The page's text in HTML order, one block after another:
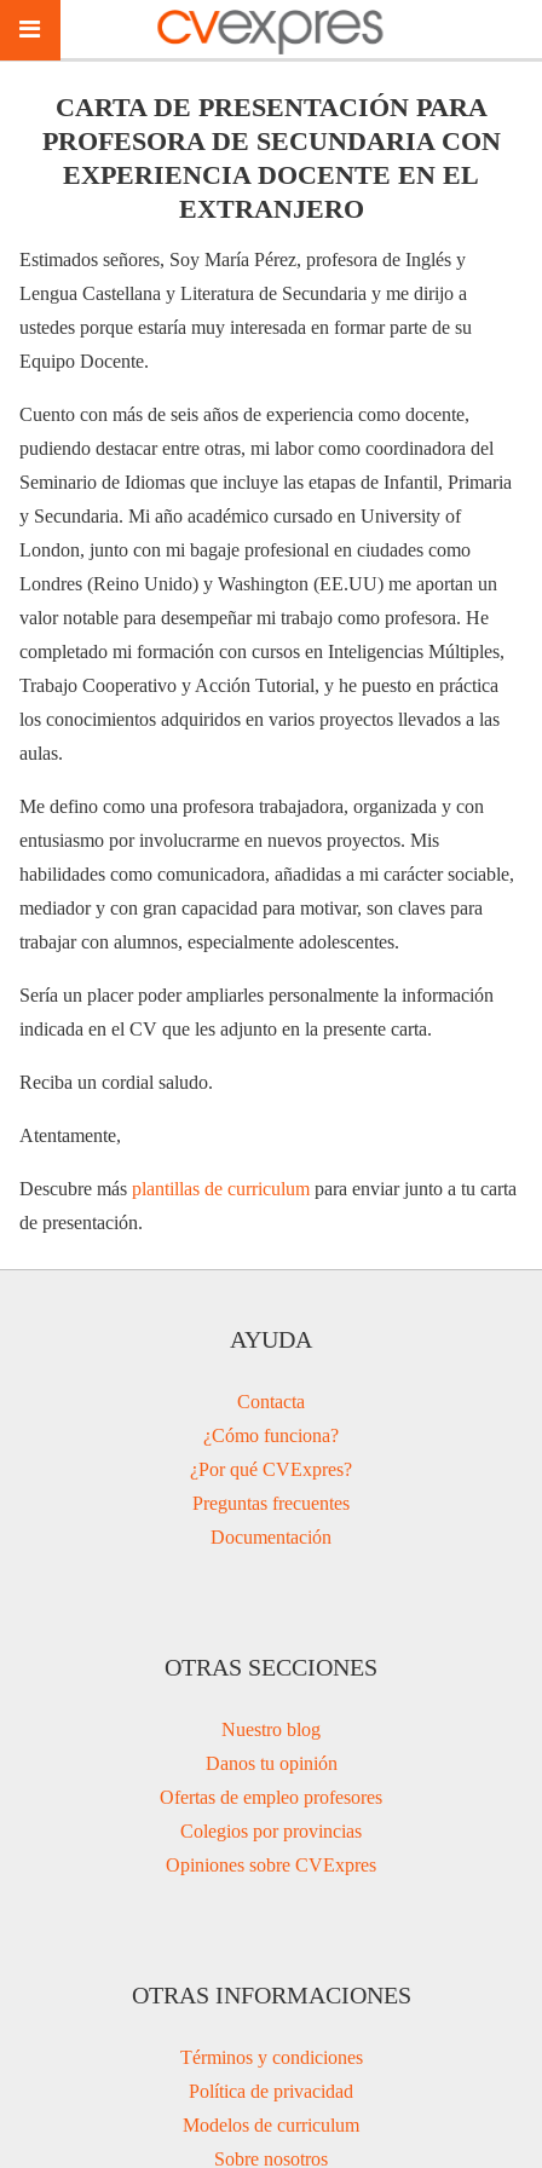
CARTA DE PRESENTACIÓN PARA
PROFESORA DE SECUNDARIA CON
EXPERIENCIA DOCENTE EN EL
EXTRANJERO
Estimados señores, Soy María Pérez, profesora de Inglés y
Lengua Castellana y Literatura de Secundaria y me dirijo a
ustedes porque estaría muy interesada en formar parte de su
Equipo Docente.
Cuento con más de seis años de experiencia como docente,
pudiendo destacar entre otras, mi labor como coordinadora del
Seminario de Idiomas que incluye las etapas de Infantil, Primaria
y Secundaria. Mi año académico cursado en University of
London, junto con mi bagaje profesional en ciudades como
Londres (Reino Unido) y Washington (EE.UU) me aportan un
valor notable para desempeñar mi trabajo como profesora. He
completado mi formación con cursos en Inteligencias Múltiples,
Trabajo Cooperativo y Acción Tutorial, y he puesto en práctica
los conocimientos adquiridos en varios proyectos llevados a las
aulas.
Me defino como una profesora trabajadora, organizada y con
entusiasmo por involucrarme en nuevos proyectos. Mis
habilidades como comunicadora, añadidas a mi carácter sociable,
mediador y con gran capacidad para motivar, son claves para
trabajar con alumnos, especialmente adolescentes.
Sería un placer poder ampliarles personalmente la información
indicada en el CV que les adjunto en la presente carta.
Reciba un cordial saludo.
Atentamente,
Descubre más plantillas de curriculum para enviar junto a tu carta
de presentación.
AYUDA
Contacta
¿Cómo funciona?
¿Por qué CVExpres?
Preguntas frecuentes
Documentación
OTRAS SECCIONES
Nuestro blog
Danos tu opinión
Ofertas de empleo profesores
Colegios por provincias
Opiniones sobre CVExpres
OTRAS INFORMACIONES
Términos y condiciones
Política de privacidad
Modelos de curriculum
Sobre nosotros